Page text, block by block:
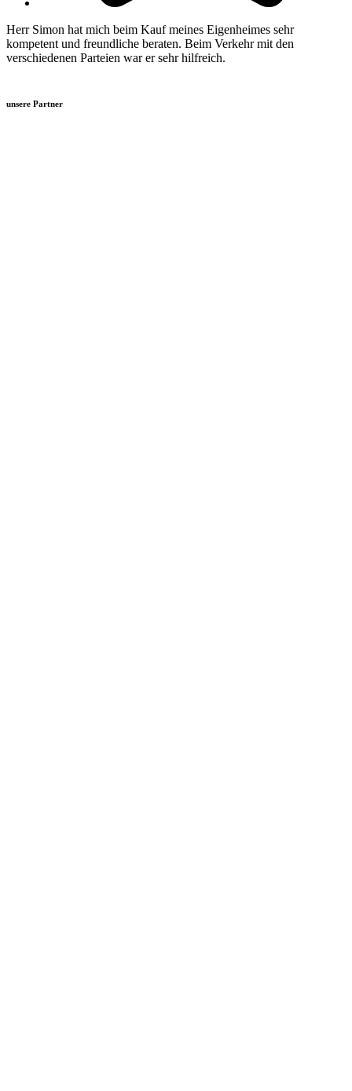
Herr Simon hat mich beim Kauf meines Eigenheimes sehr
kompetent und freundliche beraten. Beim Verkehr mit den
verschiedenen Parteien war er sehr hilfreich.
unsere Partner